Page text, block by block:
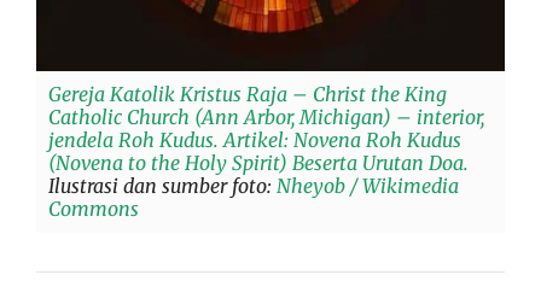
Gereja Katolik Kristus Raja – Christ the King
Catholic Church (Ann Arbor, Michigan) – interior,
jendela Roh Kudus. Artikel: Novena Roh Kudus
(Novena to the Holy Spirit) Beserta Urutan Doa.
Ilustrasi dan sumber foto: Nheyob / Wikimedia
Commons